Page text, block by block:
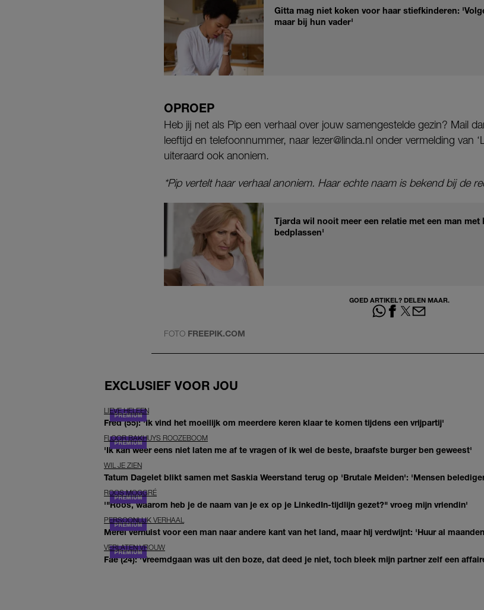
Gitta mag niet koken voor haar stiefkinderen:
maar bij hun vader'
OPROEP
Heb jij net als Pip een verhaal over jouw samengestelde gezin? Mail
leeftijd en telefoonnummer, naar lezer@linda.nl onder vermelding van
uiteraard ook anoniem.
*Pip vertelt haar verhaal anoniem. Haar echte naam is bekend bij de
Tjarda wil nooit meer een relatie met een man
bedplassen'
GOED ARTIKEL? DELEN MAAR.
FOTO FREEPIK.COM
EXCLUSIEF VOOR JOU
LIEVE HELEEN
Fred (55): 'Ik vind het moeilijk om meerdere keren klaar te komen tijdens een vrijpartij'
FLOOR BAKHUYS ROOZEBOOM
'Ik kan weer eens niet laten me af te vragen of ik wel de beste, braafste burger ben geweest'
WIL JE ZIEN
Tatum Dagelet blikt samen met Saskia Weerstand terug op 'Brutale Meiden': 'Mensen
ROOS MOGGRÉ
'"Roos, waarom heb je de naam van je ex op je LinkedIn-tijdlijn gezet?" vroeg mijn vriendin'
PERSOONLIJK VERHAAL
Merel verhuist voor een man naar andere kant van het land, maar hij verdwijnt: 'Huur al
VERLATEN VROUW
Fae (24): 'Vreemdgaan was uit den boze, dat deed je niet, toch bleek mijn partner zelf een